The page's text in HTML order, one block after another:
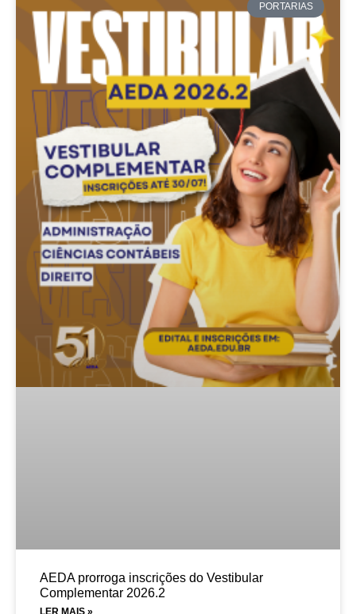
PORTARIAS
AEDA prorroga inscrições do Vestibular
Complementar 2026.2